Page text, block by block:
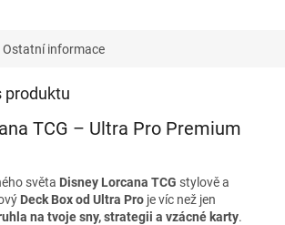
Ostatní informace
produktu
TCG – Ultra Pro Premium
světa Disney Lorcana TCG stylově a
Deck Box od Ultra Pro je víc než jen
na tvoje sny, strategii a vzácné karty.